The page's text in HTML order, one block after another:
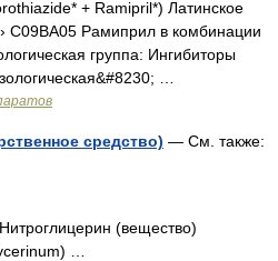
+ Ramipril*) Латинское
C09BA05 Рамиприл в комбинации
группа: Ингибиторы
…
средство) — См. также:
(вещество)
…